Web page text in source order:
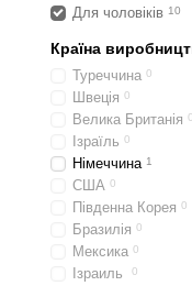
Для чоловіків 10
Країна
Туреччина 0
Швеція 0
Велика Британія 0
Ізраїль 0
Німеччина 1
США 0
Південна Корея 0
Бразилія 0
Мексика 0
Ізраиль 0